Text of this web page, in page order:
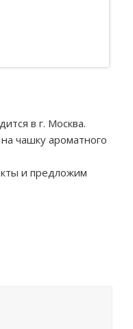
в г. Москва.
чашку ароматного
и предложим